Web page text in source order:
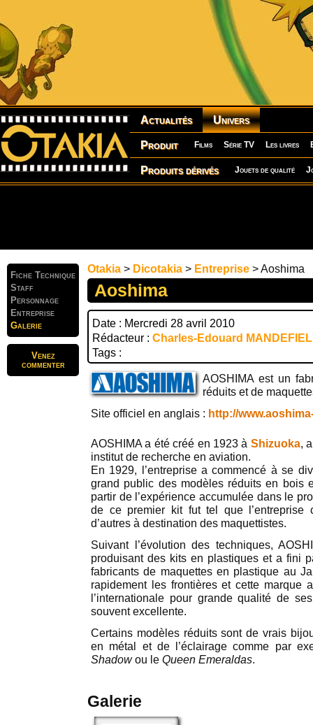
Actualités Univers
Produit Films Série TV Les livres
Produits dérivés Jouets de qualité
Fiche Technique
Staff
Personnage
Entreprise
Galerie
Venez
commenter
Otakia > Dicotakia > Entreprise > Aoshima
Aoshima
Date : Mercredi 28 avril 2010
Rédacteur : Charles-Edouard
Tags :
AOSHIMA est un
réduits et de
Site officiel en anglais : http://
AOSHIMA a été créé en 1923 à Shizuoka,
institut de recherche en aviation.
En 1929, l’entreprise a commencé à se
grand public des modèles réduits en bois
partir de l’expérience accumulée dans le
de ce premier kit fut tel que l’entreprise
d’autres à destination des maquettistes.
Suivant l’évolution des techniques,
produisant des kits en plastiques et a fini
fabricants de maquettes en plastique au
rapidement les frontières et cette marque
l’internationale pour grande qualité de
souvent excellente.
Certains modèles réduits sont de vrais
en métal et de l’éclairage comme par
Shadowou le Queen Emeraldas.
Galerie